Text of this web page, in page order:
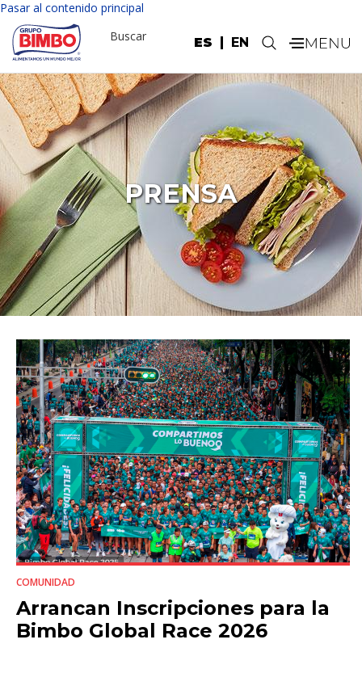
Pasar al contenido principal
ES EN
Buscar .
PRENSA
COMUNIDAD
Arrancan Inscripciones para la
Bimbo Global Race 2026